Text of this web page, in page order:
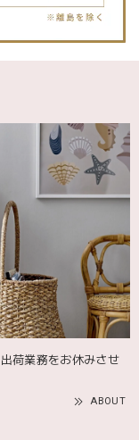
blanco ブランコ | ダブルボアブランケット ベビー double boa blanket ホワイト 無地
バルーンも入って
ます🫶
Adnil LAND アドニルランド | PULL ALONG PUPPY からだをくねくねさせながらついてくる プル アロング パピー プルトイ 木のおもちゃ
飾るものを引き立ててくれる 木のコンポート台 【Mサイズ】 304955 shesay
荷業務をお休みさせ
ABOUT